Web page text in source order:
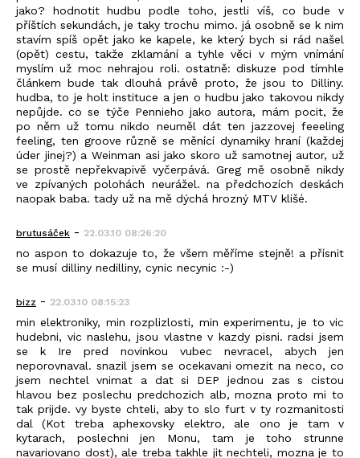
jako? hodnotit hudbu podle toho, jestli víš, co bude v
příštích sekundách, je taky trochu mimo. já osobně se k nim
stavím spíš opět jako ke kapele, ke který bych si rád našel
(opět) cestu, takže zklamání a tyhle věci v mým vnímání
myslím už moc nehrajou roli. ostatně: diskuze pod tímhle
článkem bude tak dlouhá právě proto, že jsou to Dilliny.
hudba, to je holt instituce a jen o hudbu jako takovou nikdy
nepůjde. co se týče Pennieho jako autora, mám pocit, že
po něm už tomu nikdo neuměl dát ten jazzovej feeeling
feeling, ten groove různě se měnící dynamiky hraní (každej
úder jinej?) a Weinman asi jako skoro už samotnej autor, už
se prostě nepřekvapivě vyčerpává. Greg mě osobně nikdy
ve zpívaných polohách neurážel. na předchozích deskách
naopak baba. tady už na mě dýchá hrozný MTV klišé.
brutusáček - 22.03.10 08:26:20
no aspon to dokazuje to, že všem měříme stejně! a přísnit
se musí dilliny nedilliny, cynic necynic :-)
bizz - 22.03.10 08:15:23
min elektroniky, min rozplizlosti, min experimentu, je to vic
hudebni, vic naslehu, jsou vlastne v kazdy pisni. radsi jsem
se k Ire pred novinkou vubec nevracel, abych jen
neporovnaval. snazil jsem se ocekavani omezit na neco, co
jsem nechtel vnimat a dat si DEP jednou zas s cistou
hlavou bez poslechu predchozich alb, mozna proto mi to
tak prijde. vy byste chteli, aby to slo furt v ty rozmanitosti
dal (Kot treba aphexovsky elektro, ale ono je tam v
kytarach, poslechni jen Monu, tam je toho strunne
navariovano dost), ale treba takhle jit nechteli, mozna je to